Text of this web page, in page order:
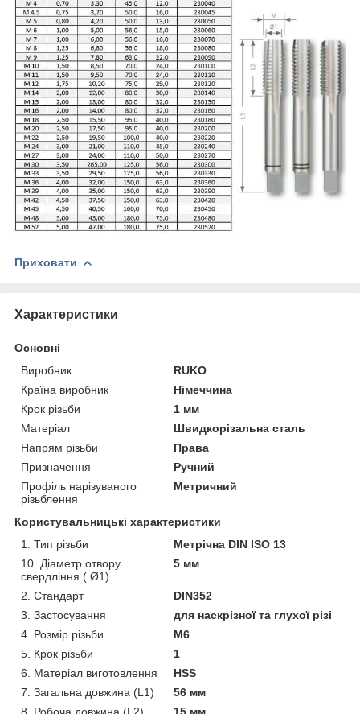
Приховати
Характеристики
Основні
Виробник
RUKO
Країна виробник
Німеччина
Крок різьби
1 мм
Матеріал
Швидкорізальна сталь
Напрям різьби
Права
Призначення
Ручний
Профіль нарізуваного
різьблення
Метричний
Користувальницькі характеристики
1. Тип різьби
Метрічна DIN ISO 13
10. Діаметр отвору
свердління ( Ø1)
5 мм
2. Стандарт
DIN352
3. Застосування
для наскрізної та глухої різі
4. Розмір різьби
M6
5. Крок різьби
1
6. Матеріал виготовлення
HSS
7. Загальна довжина (L1)
56 мм